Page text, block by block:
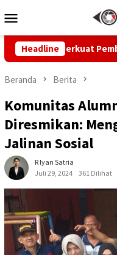
ke
Mobile
Headline
Perkuat Pembangunan
Beranda Berita
Komunitas
Diresmikan:
Jalinan Sosial
R Iyan Satria
Juli 29, 2024
361 Dilihat